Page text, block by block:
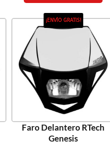
¡ENVÍO GRATIS!
Faro Delantero RTech
Genesis